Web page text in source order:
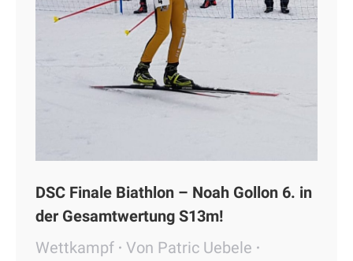
DSC Finale Biathlon – Noah Gollon 6. in
der Gesamtwertung S13m!
Wettkampf
Von Patric Uebele